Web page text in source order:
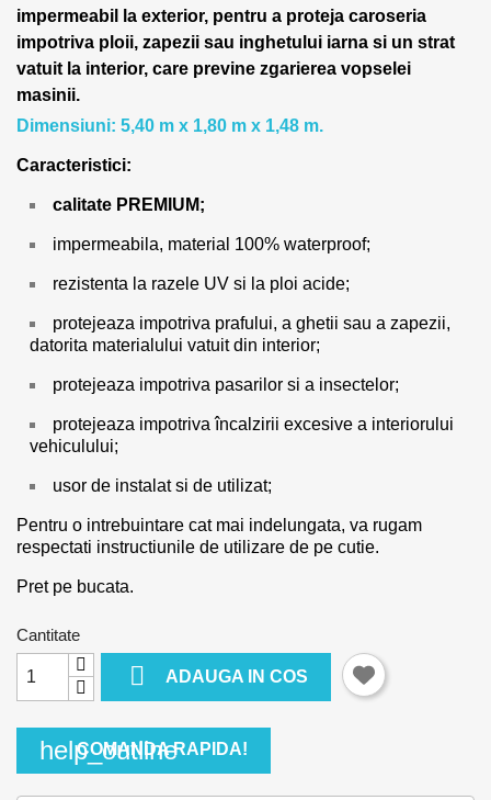
impermeabil la exterior, pentru a proteja caroseria
impotriva ploii, zapezii sau inghetului iarna si un strat
vatuit la interior, care previne zgarierea vopselei
masinii.
Dimensiuni: 5,40 m x 1,80 m x 1,48 m.
Caracteristici:
calitate PREMIUM;
impermeabila, material 100% waterproof;
rezistenta la razele UV si la ploi acide;
protejeaza impotriva prafului, a ghetii sau a zapezii,
datorita materialului vatuit din interior;
protejeaza impotriva pasarilor si a insectelor;
protejeaza impotriva încalzirii excesive a interiorului
vehiculului;
usor de instalat si de utilizat;
Pentru o intrebuintare cat mai indelungata, va rugam
respectati instructiunile de utilizare de pe cutie.
Pret pe bucata.
Cantitate
 ADAUGA IN COS
help_outline
COMANDA RAPIDA!